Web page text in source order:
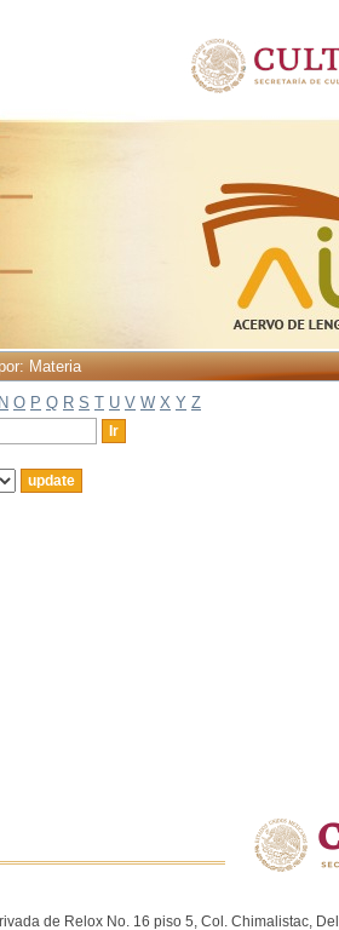
Materia
N O P Q R S T U V W X Y Z
de Relox No. 16 piso 5, Col. Chimalistac,